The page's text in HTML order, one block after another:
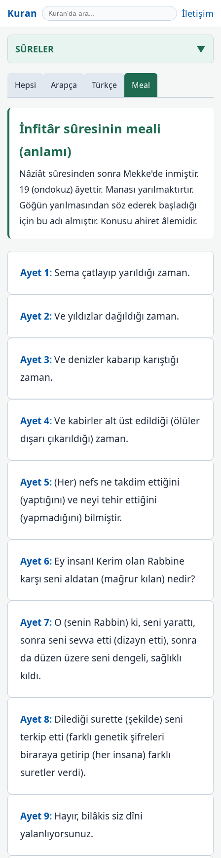
Kuran İletişim
SÛRELER ▼
Hepsi Arapça Türkçe Meal
İnfitâr sûresinin meali
(anlamı)
Nâziât sûresinden sonra Mekke'de inmiştir.
19 (ondokuz) âyettir. Manası yarılmaktırtır.
Göğün yarılmasından söz ederek başladığı
için bu adı almıştır. Konusu ahiret âlemidir.
Ayet 1: Sema çatlayıp yarıldığı zaman.
Ayet 2:Ve yıldızlar dağıldığı zaman.
Ayet 3:Ve denizler kabarıp karıştığı
zaman.
Ayet 4:Ve kabirler alt üst edildiği (ölüler
dışarı çıkarıldığı) zaman.
Ayet 5:(Her) nefs ne takdim ettiğini
(yaptığını) ve neyi tehir ettiğini
(yapmadığını) bilmiştir.
Ayet 6: Ey insan! Kerim olan Rabbine
karşı seni aldatan (mağrur kılan) nedir?
Ayet 7: O (senin Rabbin) ki, seni yarattı,
sonra seni sevva etti (dizayn etti), sonra
da düzen üzere seni dengeli, sağlıklı
kıldı.
Ayet 8: Dilediği surette (şekilde) seni
terkip etti (farklı genetik şifreleri
biraraya getirip (her insana) farklı
suretler verdi).
Ayet 9: Hayır, bilâkis siz dîni
yalanlıyorsunuz.